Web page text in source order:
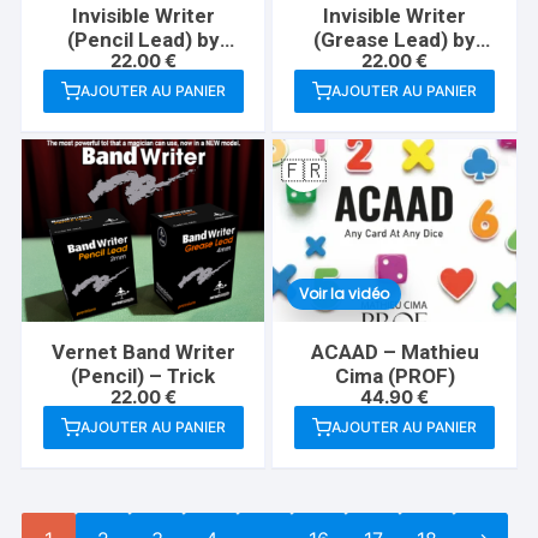
Invisible Writer
(Pencil Lead) by
Vernet – Trick
22.00€
AJOUTER AU PANIER
Invisible Writer
(Grease Lead) by
Vernet – Trick
22.00€
AJOUTER AU PANIER
Vernet Band Writer
(Pencil) – Trick
22.00€
AJOUTER AU PANIER
🇫🇷
Voir la vidéo
ACAAD – Mathieu
Cima (PROF)
44.90€
AJOUTER AU PANIER